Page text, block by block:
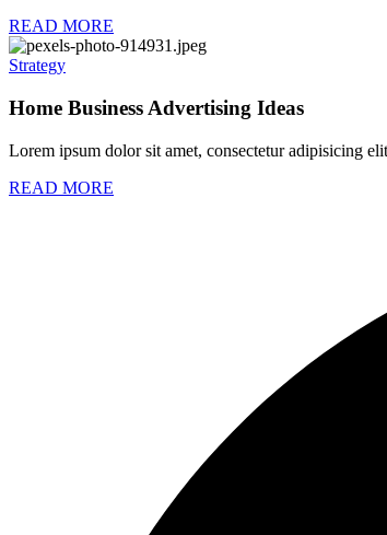
READ MORE
Strategy
Home Business Advertising Ideas
Lorem ipsum dolor sit amet, consectetur adipisicing
READ MORE